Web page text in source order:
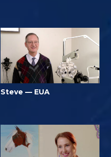
Steve — EUA